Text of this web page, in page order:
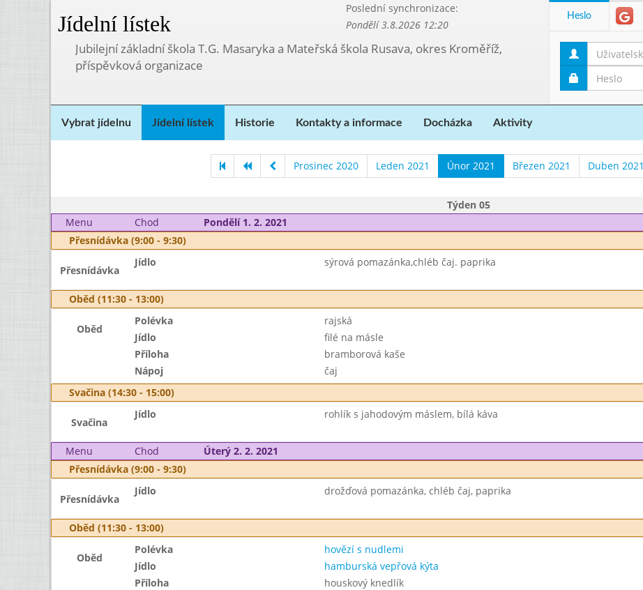
Jídelní lístek
Poslední synchronizace:
Pondělí 3.8.2026 12:20
Jubilejní základní škola T.G. Masaryka a Mateřská škola Rusava, okres Kroměříž,
příspěvková organizace
Heslo
Vybrat jídelnu Jídelní lístek Historie Kontakty a informace Docházka Aktivity
Prosinec 2020 Leden 2021 Únor 2021 Březen 2021 Duben 2021
Týden 05
Menu
Chod Pondělí 1. 2. 2021
Přesnídávka (9:00 - 9:30)
Přesnídávka
Jídlo sýrová pomazánka,chléb čaj. paprika
Oběd (11:30 - 13:00)
Oběd
Polévka rajská
Jídlo
filé na másle
Příloha
bramborová kaše
Nápoj
čaj
Svačina (14:30 - 15:00)
Svačina
Jídlo rohlík s jahodovým máslem, bílá káva
Menu Chod Úterý 2. 2. 2021
Přesnídávka (9:00 - 9:30)
Přesnídávka
Jídlo drožďová pomazánka, chléb čaj, paprika
Oběd (11:30 - 13:00)
Oběd
Polévka hovězí s nudlemi
Jídlo
hamburská vepřová kýta
Příloha
houskový knedlík